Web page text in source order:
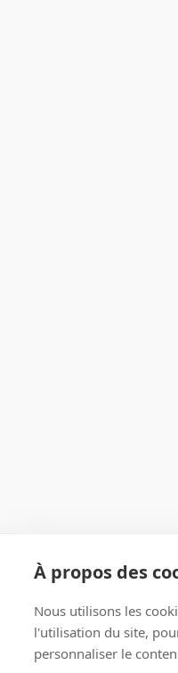
À propos des
Nous utilisons les
l'utilisation du site,
personnaliser le